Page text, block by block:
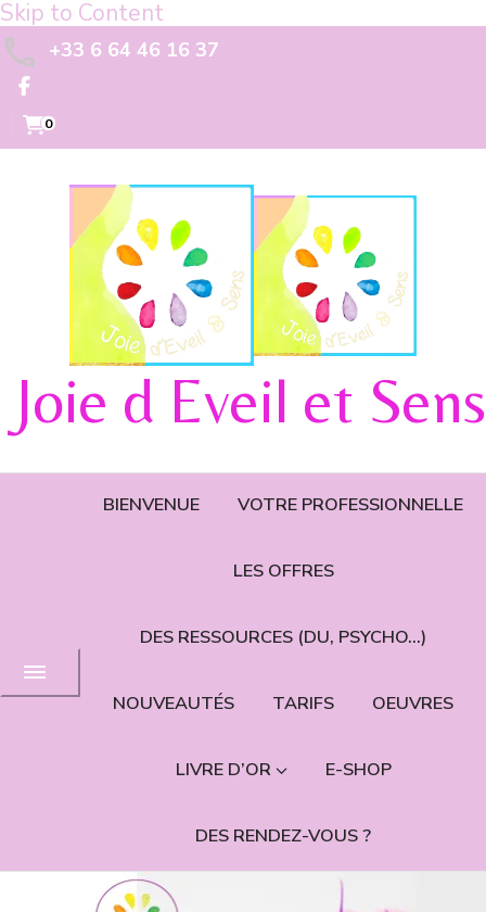
Skip to Content
+33 6 64 46 16 37
0
Joie d Eveil et Sens
BIENVENUE VOTRE PROFESSIONNELLE
LES OFFRES
DES RESSOURCES (DU, PSYCHO…)
NOUVEAUTÉS TARIFS OEUVRES
LIVRE D’OR E-SHOP
DES RENDEZ-VOUS ?